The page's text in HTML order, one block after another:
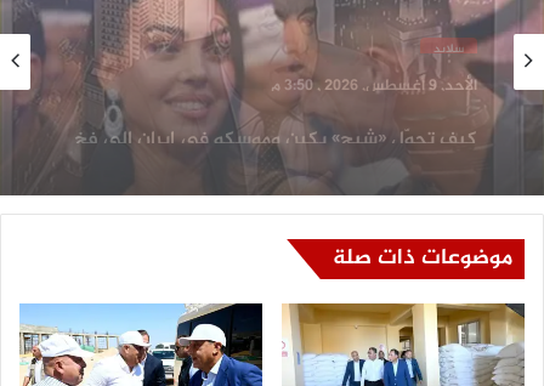
سلايد
الأحد, 9 أغسطس, 2026 , 3:05 م
كريستيانو رونالدو وجورجينا يستعدان لـ«عرس
القرن» في ماديرا.. حفل أسطوري وتفاصيل تكشف
لأول مرة
موضوعات ذات صلة